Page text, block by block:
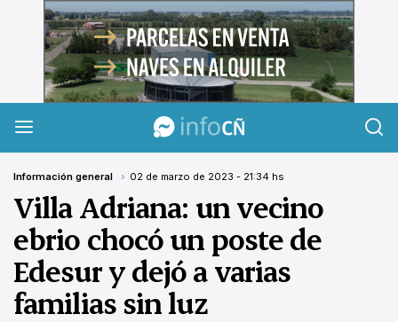
InfoCañuelas
Información general 02 de marzo de 2023 - 21:34 hs
Villa Adriana: un vecino
ebrio chocó un poste de
Edesur y dejó a varias
familias sin luz